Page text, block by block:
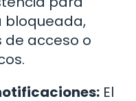
bloqueada,
acceso o
El